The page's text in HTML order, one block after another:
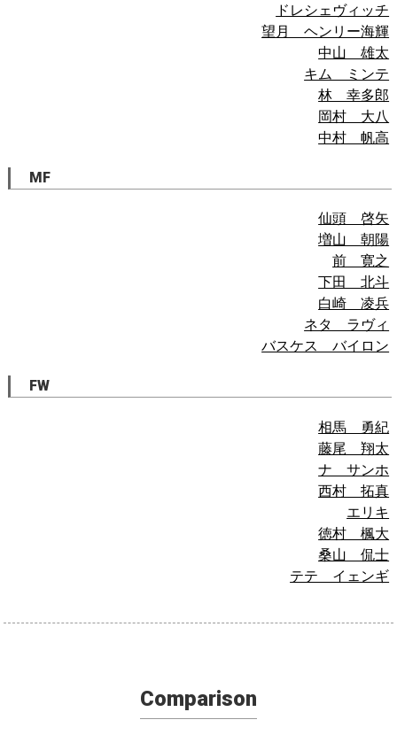
ドレシェヴィッチ
望月 ヘンリー海輝
中山 雄太
キム ミンテ
林 幸多郎
岡村 大八
中村 帆高
MF
仙頭 啓矢
増山 朝陽
前 寛之
下田 北斗
白崎 凌兵
ネタ ラヴィ
バスケス バイロン
FW
相馬 勇紀
藤尾 翔太
ナ サンホ
西村 拓真
エリキ
徳村 楓大
桑山 侃士
テテ イェンギ
Comparison